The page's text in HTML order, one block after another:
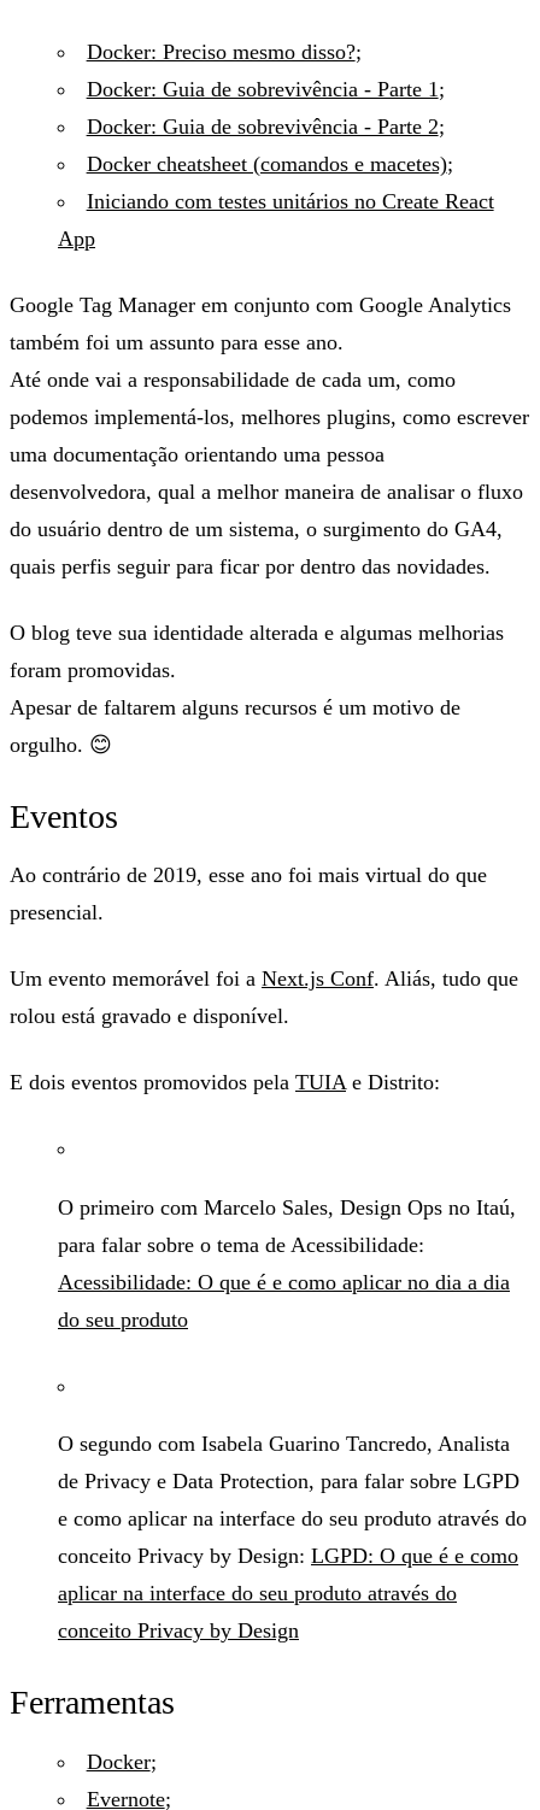
Docker: Preciso mesmo disso?;
Docker: Guia de sobrevivência - Parte 1 ;
Docker: Guia de sobrevivência - Parte 2;
Docker cheatsheet (comandos e macetes);
Iniciando com testes unitários no Create React
App
Google Tag Manager em conjunto com Google Analytics
também foi um assunto para esse ano.
Até onde vai a responsabilidade de cada um, como
podemos implementá-los, melhores plugins, como escrever
uma documentação orientando uma pessoa
desenvolvedora, qual a melhor maneira de analisar o fluxo
do usuário dentro de um sistema, o surgimento do GA4,
quais perfis seguir para ficar por dentro das novidades.
O blog teve sua identidade alterada e algumas melhorias
foram promovidas.
Apesar de faltarem alguns recursos é um motivo de
orgulho. 😊
Eventos
Ao contrário de 2019, esse ano foi mais virtual do que
presencial.
Um evento memorável foi a Next.js Conf. Aliás, tudo que
rolou está gravado e disponível.
E dois eventos promovidos pela TUIAe Distrito:
O primeiro com Marcelo Sales, Design Ops no Itaú,
para falar sobre o tema de Acessibilidade:
Acessibilidade: O que é e como aplicar no dia a dia
do seu produto
O segundo com Isabela Guarino Tancredo, Analista
de Privacy e Data Protection, para falar sobre LGPD
e como aplicar na interface do seu produto através do
conceito Privacy by Design: LGPD: O que é e como
aplicar na interface do seu produto através do
conceito Privacy by Design
Ferramentas
Docker;
Evernote;